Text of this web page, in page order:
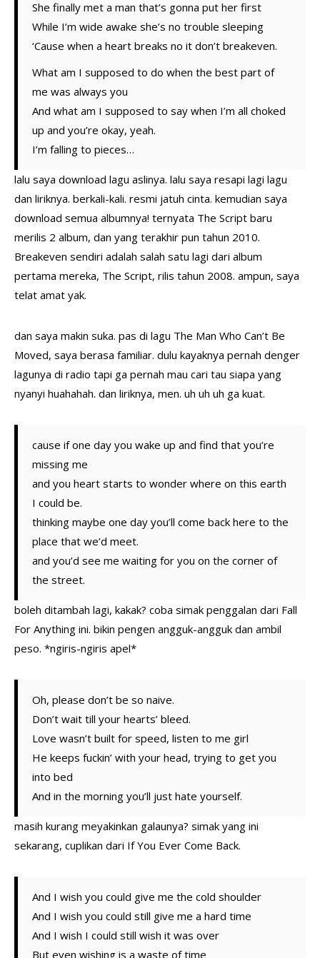
She finally met a man that’s gonna put her first
While I’m wide awake she’s no trouble sleeping
‘Cause when a heart breaks no it don’t breakeven.
What am I supposed to do when the best part of
me was always you
And what am I supposed to say when I’m all choked
up and you’re okay, yeah.
I’m falling to pieces…
lalu saya download lagu aslinya. lalu saya resapi lagi lagu
dan liriknya. berkali-kali. resmi jatuh cinta. kemudian saya
download semua albumnya! ternyata The Script baru
merilis 2 album, dan yang terakhir pun tahun 2010.
Breakeven sendiri adalah salah satu lagi dari album
pertama mereka, The Script, rilis tahun 2008. ampun, saya
telat amat yak.
dan saya makin suka. pas di lagu The Man Who Can’t Be
Moved, saya berasa familiar. dulu kayaknya pernah denger
lagunya di radio tapi ga pernah mau cari tau siapa yang
nyanyi huahahah. dan liriknya, men. uh uh uh ga kuat.
cause if one day you wake up and find that you’re
missing me
and you heart starts to wonder where on this earth
I could be.
thinking maybe one day you’ll come back here to the
place that we’d meet.
and you’d see me waiting for you on the corner of
the street.
boleh ditambah lagi, kakak? coba simak penggalan dari Fall
For Anything ini. bikin pengen angguk-angguk dan ambil
peso. *ngiris-ngiris apel*
Oh, please don’t be so naive.
Don’t wait till your hearts’ bleed.
Love wasn’t built for speed, listen to me girl
He keeps fuckin’ with your head, trying to get you
into bed
And in the morning you’ll just hate yourself.
masih kurang meyakinkan galaunya? simak yang ini
sekarang, cuplikan dari If You Ever Come Back.
And I wish you could give me the cold shoulder
And I wish you could still give me a hard time
And I wish I could still wish it was over
But even wishing is a waste of time